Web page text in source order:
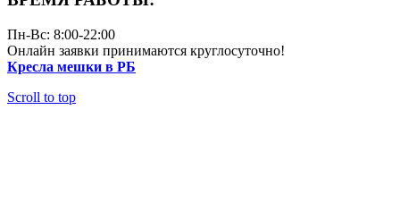
Пн-Вс: 8:00-22:00
Онлайн заявки принимаются круглосуточно!
Кресла мешки в РБ
Scroll to top